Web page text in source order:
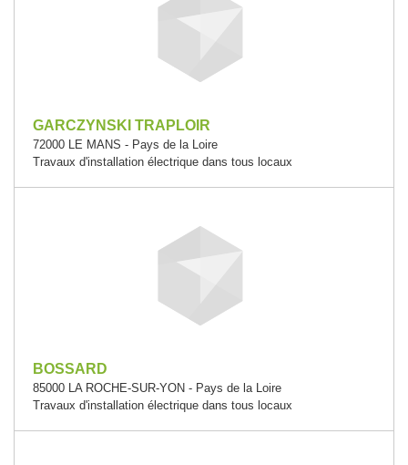
GARCZYNSKI TRAPLOIR
72000 LE MANS - Pays de la Loire
Travaux d'installation électrique dans tous locaux
BOSSARD
85000 LA ROCHE-SUR-YON - Pays de la Loire
Travaux d'installation électrique dans tous locaux